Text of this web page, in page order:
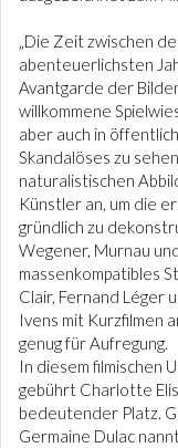
„Die Zeit zwischen
abenteuerlichsten
Avantgarde der
willkommene
aber auch in
Skandalöses zu
naturalistischen
Künstler an, um die
gründlich zu
Wegener, Murnau
massenkompatibles
Clair, Fernand Léger
Ivens mit Kurzfilmen
genug für Aufregung.
In diesem filmischen
gebührt Charlotte
bedeutender Platz.
Germaine Dulac